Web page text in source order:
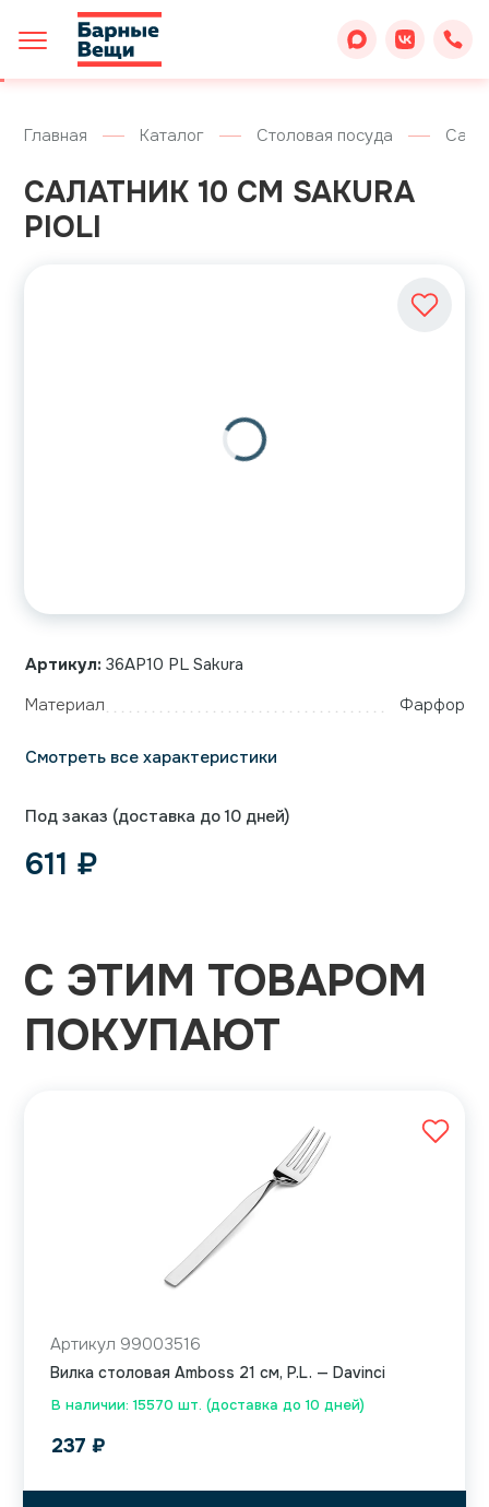
Главная Каталог Столовая посуда
САЛАТНИК 10 СМ SAKURA
PIOLI
Артикул: 36AP10 PL Sakura
Материал
Фарфор
Смотреть все характеристики
Под заказ (доставка до 10 дней)
611 ₽
С ЭТИМ ТОВАРОМ
ПОКУПАЮТ
В наличии: 15570 шт. (доставка до 10 дней)
Артикул 99003516
Вилка столовая Amboss 21 см, P.L. — Davinci
237 ₽